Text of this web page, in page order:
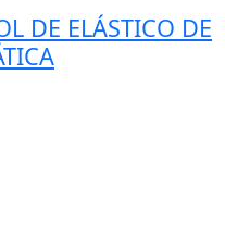
DE ELÁSTICO DE